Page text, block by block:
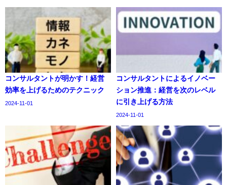
コンサルタントが明かす！経営
効率を上げるためのテクニック
2024-11-01
コンサルタントによるイノベー
ション推進：経営を次のレベル
に引き上げる方法
2024-11-01